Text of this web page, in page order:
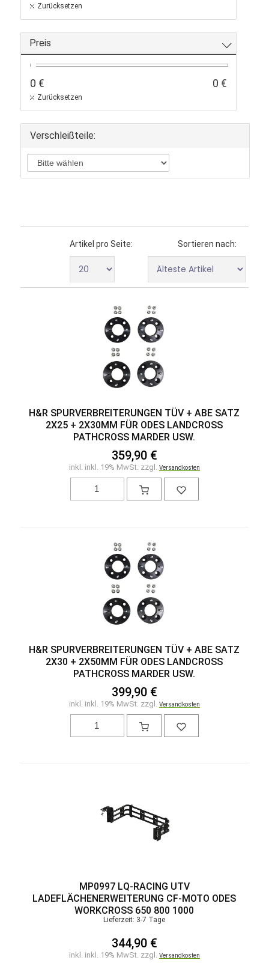
Zurücksetzen
Preis
0 € 0 €
Zurücksetzen
Verschleißteile:
Sortieren nach:
Artikel pro Seite:
H&R SPURVERBREITERUNGEN TÜV + ABE SATZ
2X25 + 2X30MM FÜR ODES LANDCROSS
PATHCROSS MARDER USW.
359,90 €
inkl. inkl. 19% MwSt. zzgl. Versandkosten
H&R SPURVERBREITERUNGEN TÜV + ABE SATZ
2X30 + 2X50MM FÜR ODES LANDCROSS
PATHCROSS MARDER USW.
399,90 €
inkl. inkl. 19% MwSt. zzgl. Versandkosten
MP0997 LQ-RACING UTV
LADEFLÄCHENERWEITERUNG CF-MOTO ODES
WORKCROSS 650 800 1000
Lieferzeit: 3-7 Tage
344,90 €
inkl. inkl. 19% MwSt. zzgl. Versandkosten